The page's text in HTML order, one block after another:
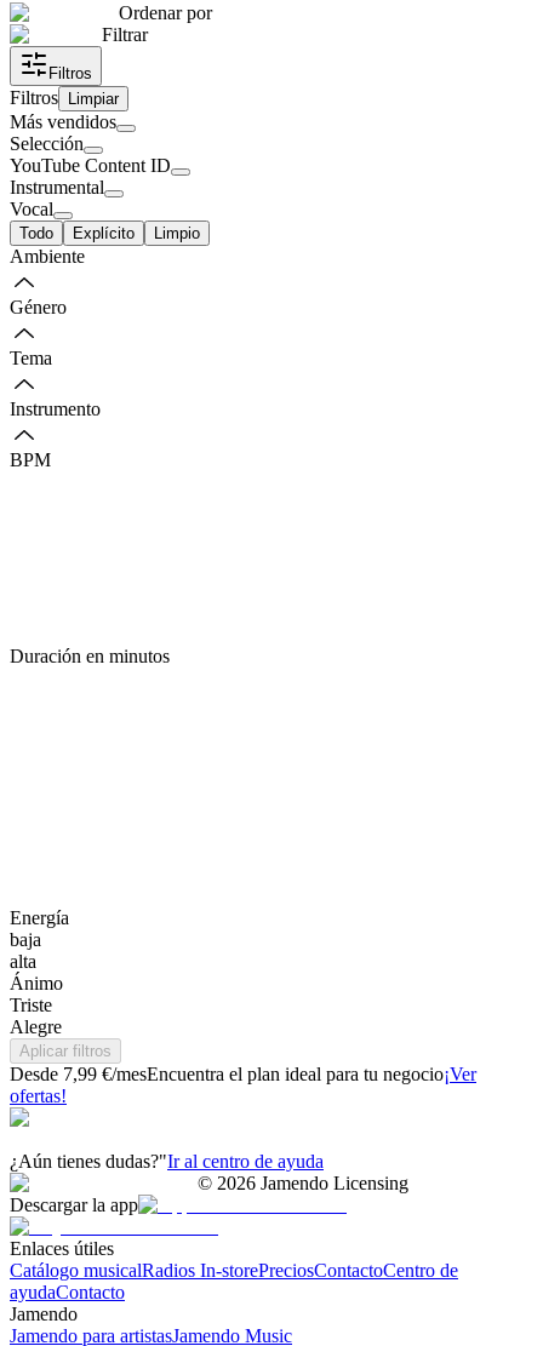
Ordenar por
Filtrar
Filtros
Filtros Limpiar
Más vendidos
Selección
YouTube Content ID
Instrumental
Vocal
Todo Explícito Limpio
Ambiente
Género
Tema
Instrumento
BPM
Duración en minutos
Energía
baja
alta
Ánimo
Triste
Alegre
Aplicar filtros
Desde 7,99 €/mesEncuentra el plan ideal para tu negocio¡Ver
ofertas!
¿Aún tienes dudas?"Ir al centro de ayuda
© 2026 Jamendo Licensing
Descargar la app
Enlaces útiles
Catálogo musicalRadios In-storePreciosContactoCentro de
ayudaContacto
Jamendo
Jamendo para artistasJamendo Music